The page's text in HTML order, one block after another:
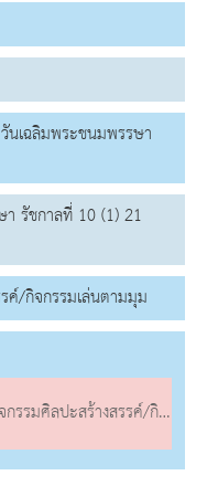
นเฉลิมพระชนมพรรษา
รัชกาลที่ 10 (1) 21
ค์/กิจกรรมเล่นตามมุม
สร้างสรรค์/กิจกรรมเล่นตามมุม